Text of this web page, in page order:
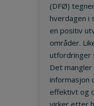
(DFØ)
hverdagen i
en positiv
områder.
utfordringer
Det
informasjon
effektivt og
virker etter